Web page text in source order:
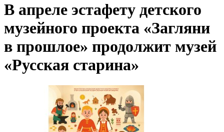
В апреле эстафету детского
музейного проекта «Загляни
в прошлое» продолжит музей
«Русская старина»